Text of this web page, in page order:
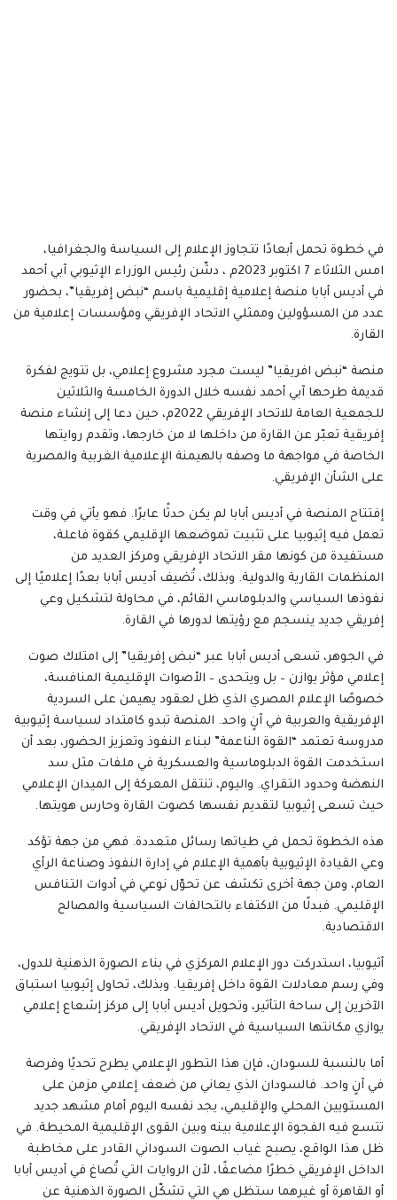
في خطوة تحمل أبعادًا تتجاوز الإعلام إلى السياسة والجغرافيا،
امس الثلاثاء 7 اكتوبر 2023م ، دشّن رئيس الوزراء الإثيوبي آبي أحمد
في أديس أبابا منصة إعلامية إقليمية باسم “نبض إفريقيا”، بحضور
عدد من المسؤولين وممثلي الاتحاد الإفريقي ومؤسسات إعلامية من
القارة.
منصة “نبض افريقيا” ليست مجرد مشروع إعلامي، بل تتويج لفكرة
قديمة طرحها آبي أحمد نفسه خلال الدورة الخامسة والثلاثين
للجمعية العامة للاتحاد الإفريقي 2022م، حين دعا إلى إنشاء منصة
إفريقية تعبّر عن القارة من داخلها لا من خارجها، وتقدم روايتها
الخاصة في مواجهة ما وصفه بالهيمنة الإعلامية الغربية والمصرية
على الشأن الإفريقي.
إفتتاح المنصة في أديس أبابا لم يكن حدثًا عابرًا. فهو يأتي في وقت
تعمل فيه إثيوبيا على تثبيت تموضعها الإقليمي كقوة فاعلة،
مستفيدة من كونها مقر الاتحاد الإفريقي ومركز العديد من
المنظمات القارية والدولية. وبذلك، تُضيف أديس أبابا بعدًا إعلاميًا إلى
نفوذها السياسي والدبلوماسي القائم، في محاولة لتشكيل وعي
إفريقي جديد ينسجم مع رؤيتها لدورها في القارة.
في الجوهر، تسعى أديس أبابا عبر “نبض إفريقيا” إلى امتلاك صوت
إعلامي مؤثر يوازن – بل ويتحدى – الأصوات الإقليمية المنافسة،
خصوصًا الإعلام المصري الذي ظل لعقود يهيمن على السردية
الإفريقية والعربية في آنٍ واحد. المنصة تبدو كامتداد لسياسة إثيوبية
مدروسة تعتمد “القوة الناعمة” لبناء النفوذ وتعزيز الحضور، بعد أن
استخدمت القوة الدبلوماسية والعسكرية في ملفات مثل سد
النهضة وحدود التقراي. واليوم، تنتقل المعركة إلى الميدان الإعلامي
حيث تسعى إثيوبيا لتقديم نفسها كصوت القارة وحارس هويتها.
هذه الخطوة تحمل في طياتها رسائل متعددة. فهي من جهة تؤكد
وعي القيادة الإثيوبية بأهمية الإعلام في إدارة النفوذ وصناعة الرأي
العام، ومن جهة أخرى تكشف عن تحوّل نوعي في أدوات التنافس
الإقليمي. فبدلًا من الاكتفاء بالتحالفات السياسية والمصالح
الاقتصادية.
أثيوبيا، استدركت دور الإعلام المركزي في بناء الصورة الذهنية للدول،
وفي رسم معادلات القوة داخل إفريقيا. وبذلك، تحاول إثيوبيا استباق
الآخرين إلى ساحة التأثير، وتحويل أديس أبابا إلى مركز إشعاع إعلامي
يوازي مكانتها السياسية في الاتحاد الإفريقي.
أما بالنسبة للسودان، فإن هذا التطور الإعلامي يطرح تحديًا وفرصة
في آنٍ واحد. فالسودان الذي يعاني من ضعف إعلامي مزمن على
المستويين المحلي والإقليمي، يجد نفسه اليوم أمام مشهد جديد
تتسع فيه الفجوة الإعلامية بينه وبين القوى الإقليمية المحيطة. في
ظل هذا الواقع، يصبح غياب الصوت السوداني القادر على مخاطبة
الداخل الإفريقي خطرًا مضاعفًا، لأن الروايات التي تُصاغ في أديس أبابا
أو القاهرة أو غيرهما ستظل هي التي تشكّل الصورة الذهنية عن